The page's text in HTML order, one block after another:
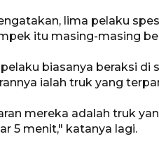
lima pelaku
itu masing-masing
pelaku biasanya beraksi di
ialah truk yang
mereka adalah truk
5 menit," katanya lagi.